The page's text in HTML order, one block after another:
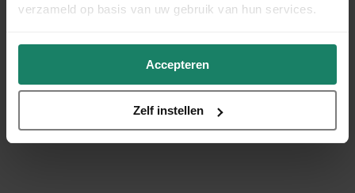
verzameld op basis van uw gebruik van hun services.
Accepteren
Zelf instellen